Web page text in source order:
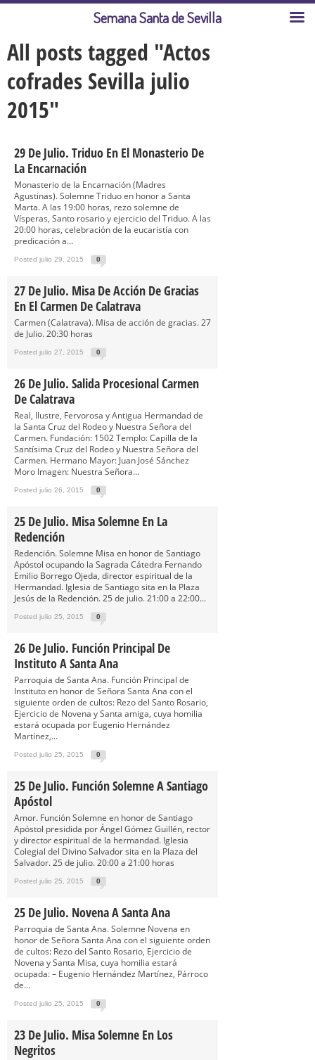
All posts tagged "Actos
cofrades Sevilla julio
2015"
29 De Julio. Triduo En El Monasterio De
La Encarnación
Monasterio de la Encarnación (Madres
Agustinas). Solemne Triduo en honor a Santa
Marta. A las 19:00 horas, rezo solemne de
Vísperas, Santo rosario y ejercicio del Triduo. A las
20:00 horas, celebración de la eucaristía con
predicación a...
Posted julio 29, 2015 0
27 De Julio. Misa De Acción De Gracias
En El Carmen De Calatrava
Carmen (Calatrava). Misa de acción de gracias. 27
de Julio. 20:30 horas
Posted julio 27, 2015 0
26 De Julio. Salida Procesional Carmen
De Calatrava
Real, Ilustre, Fervorosa y Antigua Hermandad de
la Santa Cruz del Rodeo y Nuestra Señora del
Carmen. Fundación: 1502 Templo: Capilla de la
Santísima Cruz del Rodeo y Nuestra Señora del
Carmen. Hermano Mayor: Juan José Sánchez
Moro Imagen: Nuestra Señora...
Posted julio 26, 2015 0
25 De Julio. Misa Solemne En La
Redención
Redención. Solemne Misa en honor de Santiago
Apóstol ocupando la Sagrada Cátedra Fernando
Emilio Borrego Ojeda, director espiritual de la
Hermandad. Iglesia de Santiago sita en la Plaza
Jesús de la Redención. 25 de julio. 21:00 a 22:00...
Posted julio 25, 2015 0
26 De Julio. Función Principal De
Instituto A Santa Ana
Parroquia de Santa Ana. Función Principal de
Instituto en honor de Señora Santa Ana con el
siguiente orden de cultos: Rezo del Santo Rosario,
Ejercicio de Novena y Santa amiga, cuya homilia
estará ocupada por Eugenio Hernández
Martínez,...
Posted julio 25, 2015 0
25 De Julio. Función Solemne A Santiago
Apóstol
Amor. Función Solemne en honor de Santiago
Apóstol presidida por Ángel Gómez Guillén, rector
y director espiritual de la hermandad. Iglesia
Colegial del Divino Salvador sita en la Plaza del
Salvador. 25 de julio. 20:00 a 21:00 horas
Posted julio 25, 2015 0
25 De Julio. Novena A Santa Ana
Parroquia de Santa Ana. Solemne Novena en
honor de Señora Santa Ana con el siguiente orden
de cultos: Rezo del Santo Rosario, Ejercicio de
Novena y Santa Misa, cuya homilia estará
ocupada: – Eugenio Hernández Martínez, Párroco
de...
Posted julio 25, 2015 0
23 De Julio. Misa Solemne En Los
Negritos
Semana Santa de Sevilla